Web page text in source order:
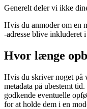
Generelt deler vi ikke
Hvis du anmoder om en
-adresse blive inkluderet
Hvor længe
Hvis du skriver noget på
metadata på ubestemt
godkende eventuelle
for at holde dem i en